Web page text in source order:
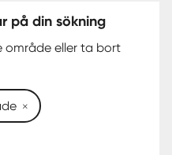
på din sökning
område eller ta bort